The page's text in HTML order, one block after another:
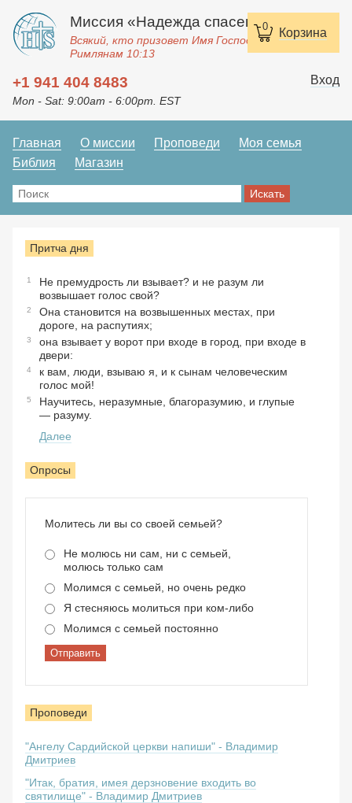
0 Корзина
Миссия «Надежда спасения»
Всякий, кто призовет Имя Господне, спасется.
Римлянам 10:13
+1 941 404 8483
Mon - Sat: 9:00am - 6:00pm. EST
Вход
Главная О миссии Проповеди
Моя семья
Библия
Магазин
Притча дня
1
Не премудрость ли взывает? и не разум ли
возвышает голос свой?
2
Она становится на возвышенных местах, при
дороге, на распутиях;
3
она взывает у ворот при входе в город, при входе в
двери:
4
к вам, люди, взываю я, и к сынам человеческим
голос мой!
5
Научитесь, неразумные, благоразумию, и глупые
— разуму.
Далее
Опросы
Молитесь ли вы со своей семьей?
Не молюсь ни сам, ни с семьей,
молюсь только сам
Молимся с семьей, но очень редко
Я стесняюсь молиться при ком-либо
Молимся с семьей постоянно
Отправить
Проповеди
"Ангелу Сардийской церкви напиши" - Владимир
Дмитриев
"Итак, братия, имея дерзновение входить во
святилище" - Владимир Дмитриев